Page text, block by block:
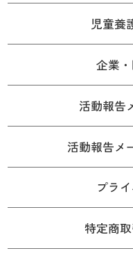
児童養
企業
活動報告
活動報告メ
プラ
特定商